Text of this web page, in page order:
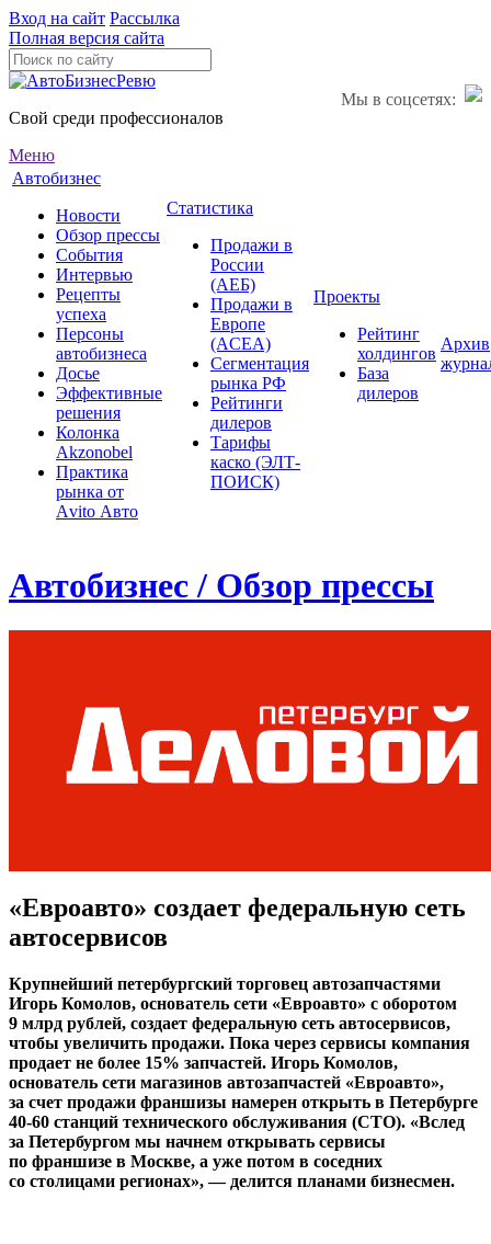
Вход на сайт Рассылка
Полная версия сайта
Мы в соцсетях:
Свой среди профессионалов
Меню
Автобизнес
Новости
Обзор прессы
События
Интервью
Рецепты
успеха
Персоны
автобизнеса
Досье
Эффективные
решения
Колонка
Akzonobel
Практика
рынка от
Аvito Авто
Статистика
Продажи в
России
(АЕБ)
Продажи в
Европе
(ACEA)
Сегментация
рынка РФ
Рейтинги
дилеров
Тарифы
каско (ЭЛТ-
ПОИСК)
Проекты
Рейтинг
холдингов
База
дилеров
Архив
Автобизнес / Обзор прессы
«Евроавто» создает федеральную сеть
автосервисов
Крупнейший петербургский торговец автозапчастями
Игорь Комолов, основатель сети «Евроавто» с оборотом
9 млрд рублей, создает федеральную сеть автосервисов,
чтобы увеличить продажи. Пока через сервисы компания
продает не более 15% запчастей. Игорь Комолов,
основатель сети магазинов автозапчастей «Евроавто»,
за счет продажи франшизы намерен открыть в Петербурге
40-60 станций технического обслуживания (СТО). «Вслед
за Петербургом мы начнем открывать сервисы
по франшизе в Москве, а уже потом в соседних
со столицами регионах», — делится планами бизнесмен.